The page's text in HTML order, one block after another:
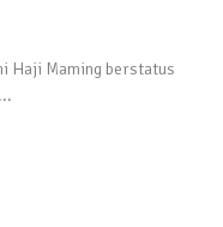
Haji Maming berstatus